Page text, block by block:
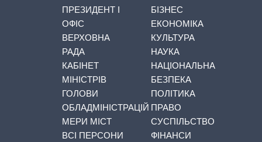
ПРЕЗИДЕНТ І
ОФІС
ВЕРХОВНА
РАДА
КАБІНЕТ
МІНІСТРІВ
ГОЛОВИ
ОБЛАДМІНІСТРАЦІЙ
МЕРИ МІСТ
ВСІ ПЕРСОНИ
БІЗНЕС
ЕКОНОМІКА
КУЛЬТУРА
НАУКА
НАЦІОНАЛЬНА
БЕЗПЕКА
ПОЛІТИКА
ПРАВО
СУСПІЛЬСТВО
ФІНАНСИ